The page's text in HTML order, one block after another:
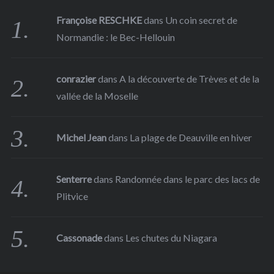
Françoise RESCHKEdans Un coin secret de
Normandie : le Bec-Hellouin
conrazierdansA la découverte de Trèves et de la
vallée de la Moselle
Michel Jeandans La plage de Deauville en hiver
Senterredans Randonnée dans le parc des lacs de
Plitvice
Cassonadedans Les chutes du Niagara